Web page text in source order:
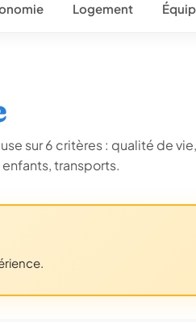
Logement
sur 6 critères : qualité de
transports.